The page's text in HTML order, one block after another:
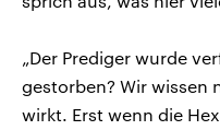
„Der Prediger wurde
gestorben? Wir wissen
wirkt. Erst wenn die